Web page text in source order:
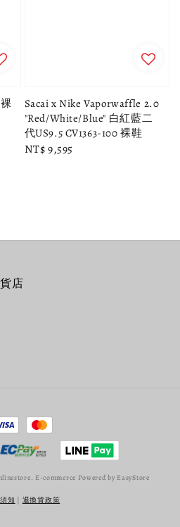
Sacai x Nike Vaporwaffle 2.0
"Red/White/Blue" 白紅藍二
代US9.5 CV1363-100 裸鞋
Regular
NT$ 9,595
店
E-commerce Powered by EasyStore
知 | 退換貨政策